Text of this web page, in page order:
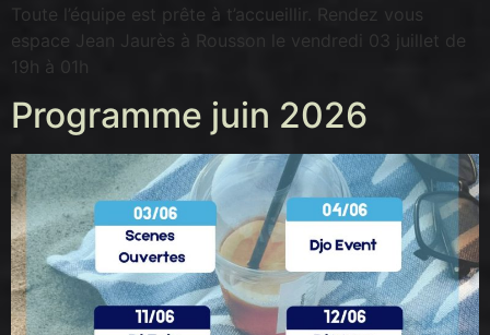
Toute l’équipe est prête à t’accueillir. Rendez vous
espace Jean Jaurès à Rousson le vendredi 03 juillet de
19h à 01h
Programme juin 2026